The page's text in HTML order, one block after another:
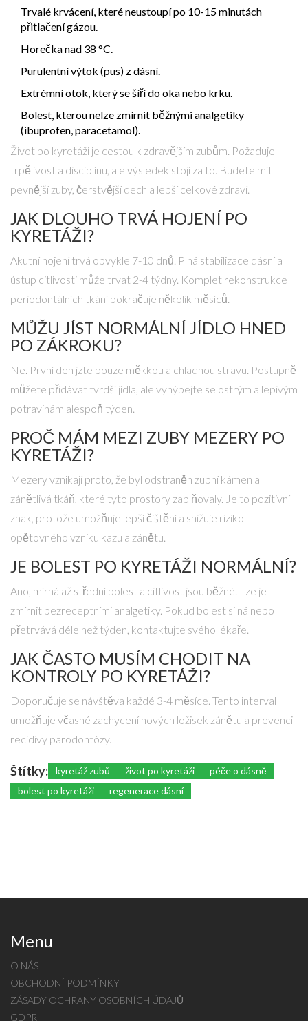
Trvalé krvácení, které neustoupí po 10-15 minutách
přitlačení gázou.
Horečka nad 38 °C.
Purulentní výtok (pus) z dásní.
Extrémní otok, který se šíří do oka nebo krku.
Bolest, kterou nelze zmírnit běžnými analgetiky
(ibuprofen, paracetamol).
Život po kyretáži je cestou k zdravějším zubům. Požaduje
trpělivost a disciplínu, ale výsledek stojí za to. Budete mít
pevnější zuby, čerstvější dech a lepší celkové zdraví.
JAK DLOUHO TRVÁ HOJENÍ PO
KYRETÁŽI?
Akutní hojení trvá obvykle 7-10 dnů. Plná stabilizace dásní a
ústup citlivosti může trvat 2-4 týdny. Komplet rekonstrukce
periodontálních tkání pokračuje několik měsíců.
MŮŽU JÍST NORMÁLNÍ JÍDLO HNED
PO ZÁKROKU?
Ne. První den jzte pouze měkkou a chladnou stravu. Postupně
můžete přidávat tvrdší jídla, ale vyhýbejte se ostrým a lepivým
potravinám alespoň týden.
PROČ MÁM MEZI ZUBY MEZERY PO
KYRETÁŽI?
Mezery vznikají proto, že byl odstraněn zubní kámen a
zánětlivá tkáň, které tyto prostory zaplňovaly. Je to pozitivní
znak, protože umožňuje lepší čištění a snižuje riziko
opětovného vzniku kazu a zánětu.
JE BOLEST PO KYRETÁŽI NORMÁLNÍ?
Ano, mírná až střední bolest a citlivost jsou běžné. Lze je
zmírnit bezreceptními analgetiky. Pokud bolest silná nebo
přetrvává déle než týden, kontaktujte svého lékaře.
JAK ČASTO MUSÍM CHODIT NA
KONTROLY PO KYRETÁŽI?
Doporučuje se návštěva každé 3-4 měsíce. Tento interval
umožňuje včasné zachycení nových ložisek zánětu a prevenci
recidivy parodontózy.
Štítky: kyretáž zubů život po kyretáži
péče o dásně
bolest po kyretáži
regenerace dásní
Menu
O NÁS
OBCHODNÍ PODMÍNKY
ZÁSADY OCHRANY OSOBNÍCH ÚDAJŮ
GDPR